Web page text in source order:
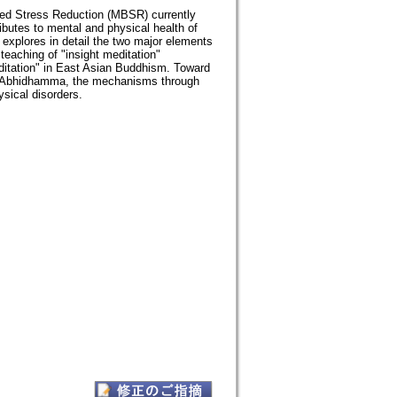
Stress Reduction (MBSR) currently
to mental and physical health of
in detail the two major elements
of "insight meditation"
in East Asian Buddhism. Toward
the mechanisms through
disorders.